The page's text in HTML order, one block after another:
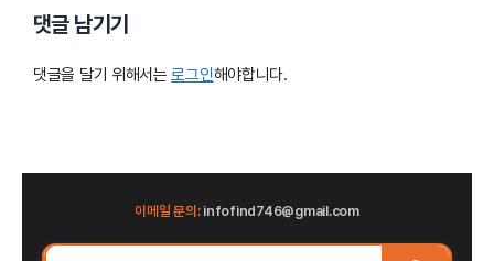
댓글 남기기
댓글을 달기 위해서는로그인해야합니다.
이메일 문의:infofind746@gmail.com